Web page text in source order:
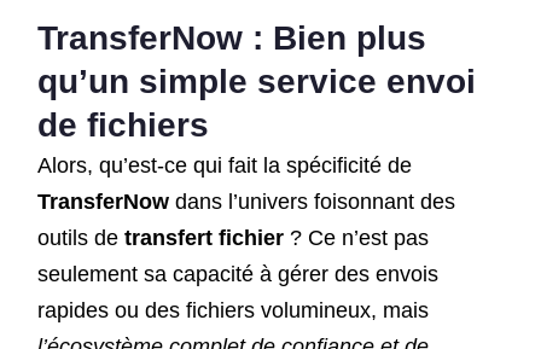
TransferNow: Bien plus
qu’un simple service envoi
de fichiers
Alors, qu’est-ce qui fait la spécificité de
TransferNowdans l’univers foisonnant des
outils de transfert fichier? Ce n’est pas
seulement sa capacité à gérer des envois
rapides ou des fichiers volumineux, mais